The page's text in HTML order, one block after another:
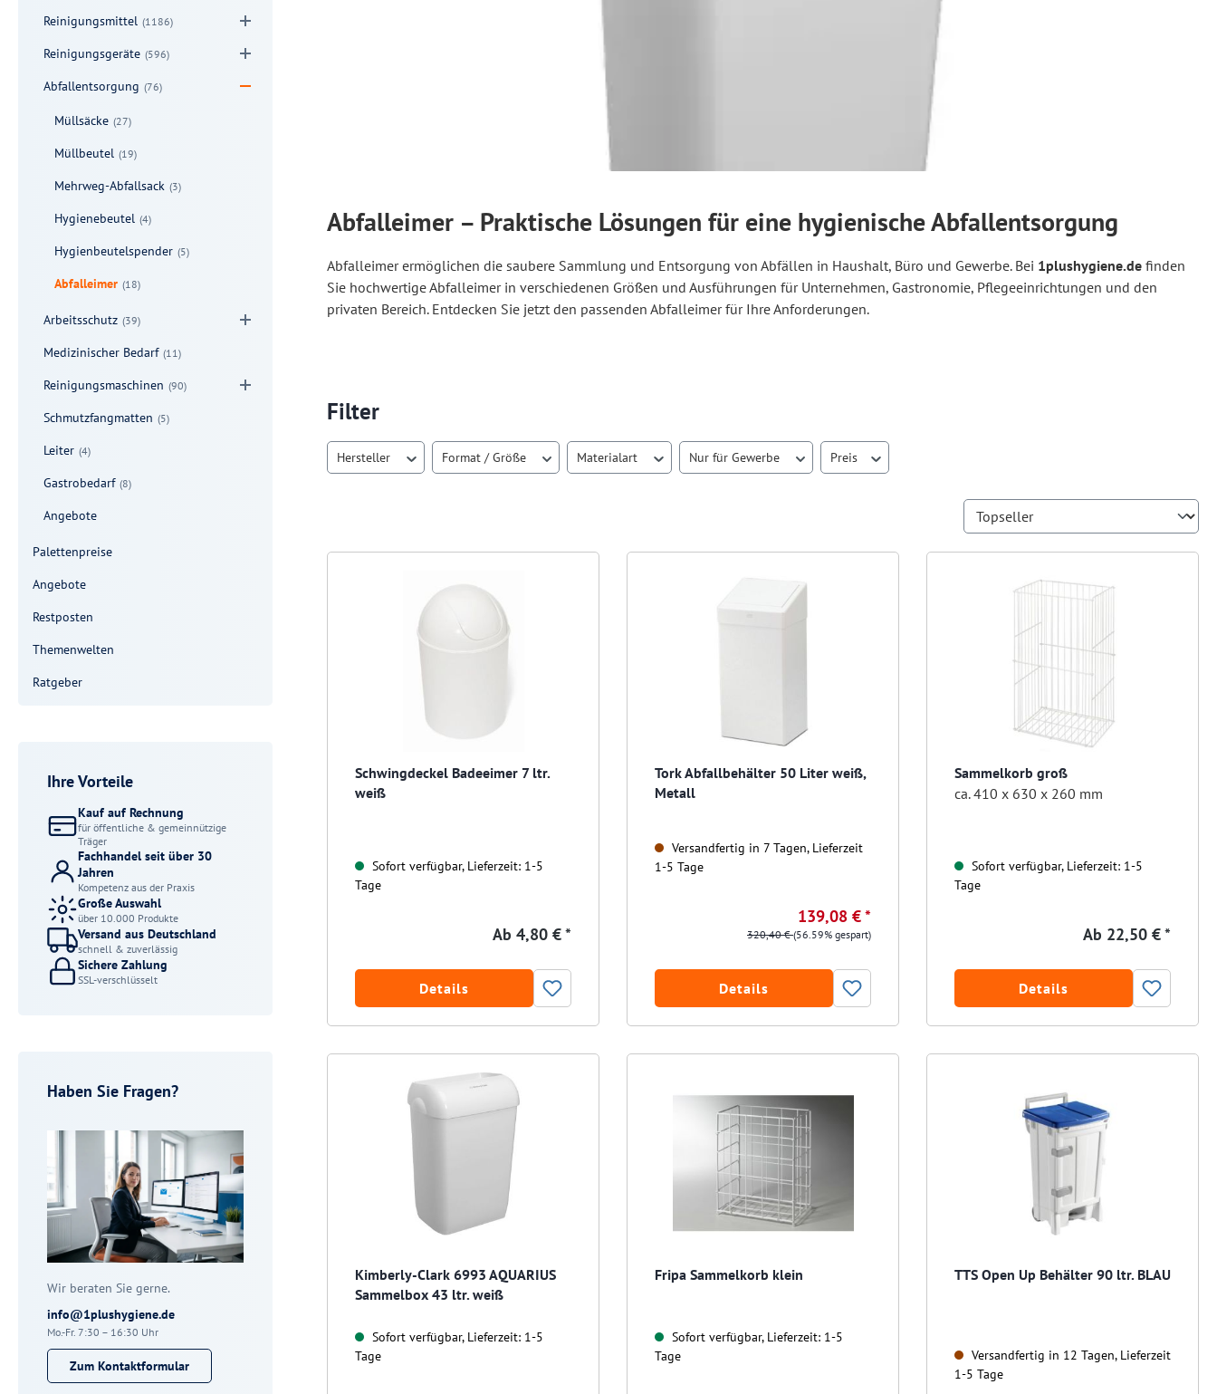
Reinigungsmittel (1186)
Reinigungsgeräte (596)
Abfallentsorgung (76)
Müllsäcke (27)
Müllbeutel (19)
Mehrweg-Abfallsack (3)
Hygienebeutel (4)
Hygienbeutelspender (5)
Abfalleimer (18)
Arbeitsschutz (39)
Medizinischer Bedarf (11)
Reinigungsmaschinen (90)
Schmutzfangmatten (5)
Leiter (4)
Gastrobedarf (8)
Angebote
Palettenpreise
Angebote
Restposten
Themenwelten
Ratgeber
Ihre Vorteile
Kauf auf Rechnung
für öffentliche & gemeinnützige
Träger
Fachhandel seit über 30
Jahren
Kompetenz aus der Praxis
Große Auswahl
über 10.000 Produkte
Versand aus Deutschland
schnell & zuverlässig
Sichere Zahlung
SSL-verschlüsselt
Haben Sie Fragen?
Wir beraten Sie gerne.
info@1plushygiene.de
Mo.-Fr. 7:30 – 16:30 Uhr
Zum Kontaktformular
Abfalleimer – Praktische Lösungen für eine hygienische Abfallentsorgung
Abfalleimer ermöglichen die saubere Sammlung und Entsorgung von Abfällen in Haushalt, Büro und Gewerbe. Bei 1plushygiene.de finden
Sie hochwertige Abfalleimer in verschiedenen Größen und Ausführungen für Unternehmen, Gastronomie, Pflegeeinrichtungen und den
privaten Bereich. Entdecken Sie jetzt den passenden Abfalleimer für Ihre Anforderungen.
Filter
Hersteller Format / Größe Materialart Nur für Gewerbe Preis
Schwingdeckel Badeeimer 7 ltr.
weiß
Sofort verfügbar, Lieferzeit: 1-5
Tage
Ab 4,80 € *
Details
Tork Abfallbehälter 50 Liter weiß,
Metall
Versandfertig in 7 Tagen, Lieferzeit
1-5 Tage
139,08 € *
320,40 €(56.59% gespart)
Details
Sammelkorb groß
ca. 410 x 630 x 260 mm
Sofort verfügbar, Lieferzeit: 1-5
Tage
Ab 22,50 € *
Details
Kimberly-Clark 6993 AQUARIUS
Sammelbox 43 ltr. weiß
Sofort verfügbar, Lieferzeit: 1-5
Tage
Fripa Sammelkorb klein
Sofort verfügbar, Lieferzeit: 1-5
Tage
TTS Open Up Behälter 90 ltr. BLAU
Versandfertig in 12 Tagen, Lieferzeit
1-5 Tage